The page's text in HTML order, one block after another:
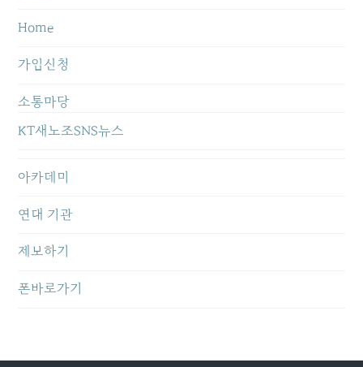
Home
가입신청
소통마당
KT새노조SNS뉴스
아카데미
연대 기관
제보하기
폰바로가기